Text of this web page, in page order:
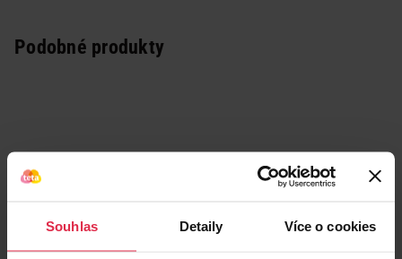
Souhlas Detaily Více o cookies
Podobné produkty